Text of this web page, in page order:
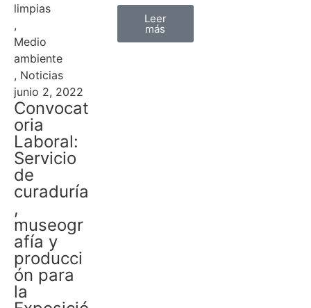
limpias
,
Medio
ambiente
, Noticias
junio 2, 2022
Convocat
oria
Laboral:
Servicio
de
curaduría
,
museogr
afía y
producci
ón para
la
Leer
más